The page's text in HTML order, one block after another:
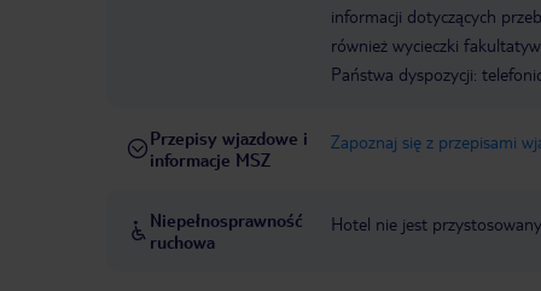
informacji dotyczących
również wycieczki
Państwa dyspozycji:
Przepisy wjazdowe i
informacje MSZ
Zapoznaj się z przepisami
Niepełnosprawność
ruchowa
Hotel nie jest